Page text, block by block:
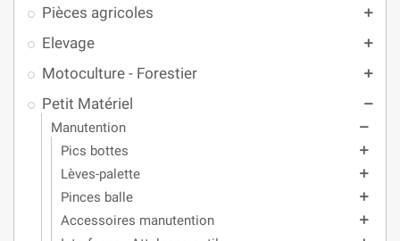
Pièces agricoles add
Elevage add
Motoculture - Forestier add
Petit Matériel remove
Manutention remove
Pics bottes add
Lèves-palette add
Pinces balle add
Accessoires manutention add